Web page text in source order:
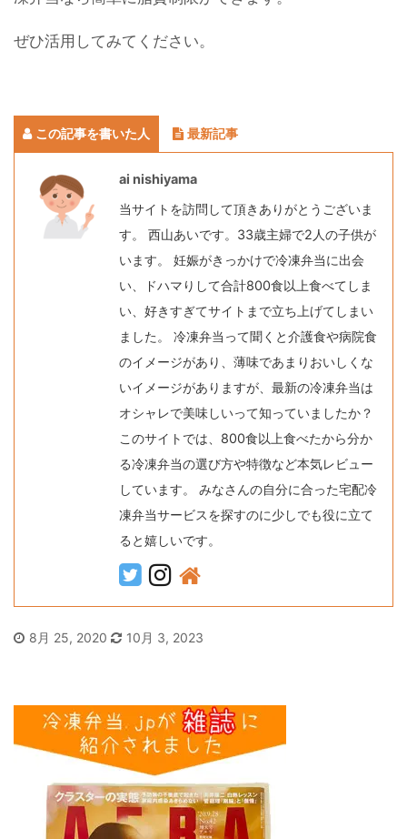
ぜひ活用してみてください。
この記事を書いた人 最新記事
ai nishiyama
当サイトを訪問して頂きありがとうございま
す。 西山あいです。33歳主婦で2人の子供が
います。 妊娠がきっかけで冷凍弁当に出会
い、ドハマりして合計800食以上食べてしま
い、好きすぎてサイトまで立ち上げてしまい
ました。 冷凍弁当って聞くと介護食や病院食
のイメージがあり、薄味であまりおいしくな
いイメージがありますが、最新の冷凍弁当は
オシャレで美味しいって知っていましたか？
このサイトでは、800食以上食べたから分か
る冷凍弁当の選び方や特徴など本気レビュー
しています。 みなさんの自分に合った宅配冷
凍弁当サービスを探すのに少しでも役に立て
ると嬉しいです。
8月 25, 2020 10月 3, 2023